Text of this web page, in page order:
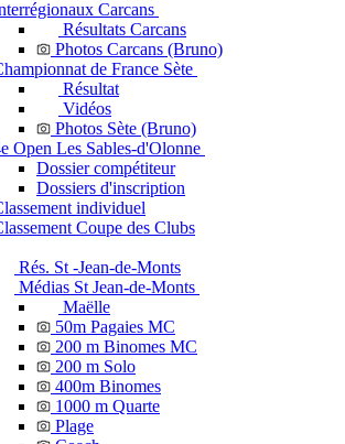
Carcans
Résultats Carcans
Photos Carcans (Bruno)
de France Sète
Résultat
Vidéos
Photos Sète (Bruno)
Open Les Sables-d'Olonne
Dossier compétiteur
Dossiers d'inscription
individuel
Coupe des Clubs
Rés. St -Jean-de-Monts
Médias St Jean-de-Monts
Maëlle
50m Pagaies MC
200 m Binomes MC
200 m Solo
400m Binomes
1000 m Quarte
Plage